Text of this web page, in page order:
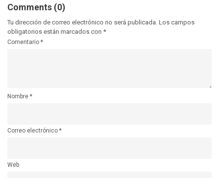
Comments (0)
Tu dirección de correo electrónico no será publicada. Los campos
obligatorios están marcados con *
Comentario *
Nombre *
Correo electrónico *
Web